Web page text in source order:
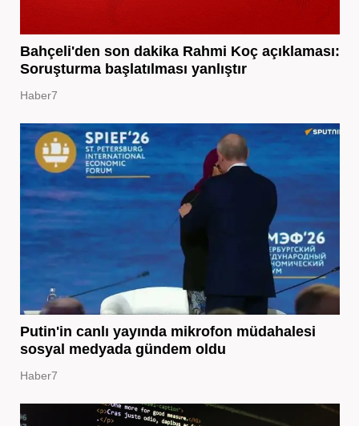
Bahçeli'den son dakika Rahmi Koç açıklaması:
Soruşturma başlatılması yanlıştır
Haber7
Putin'in canlı yayında mikrofon müdahalesi
sosyal medyada gündem oldu
Haber7